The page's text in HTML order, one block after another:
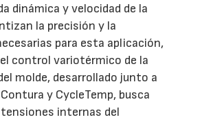
dinámica y velocidad de la
la precisión y la
para esta aplicación,
control variotérmico de la
molde, desarrollado junto a
y CycleTemp, busca
internas del